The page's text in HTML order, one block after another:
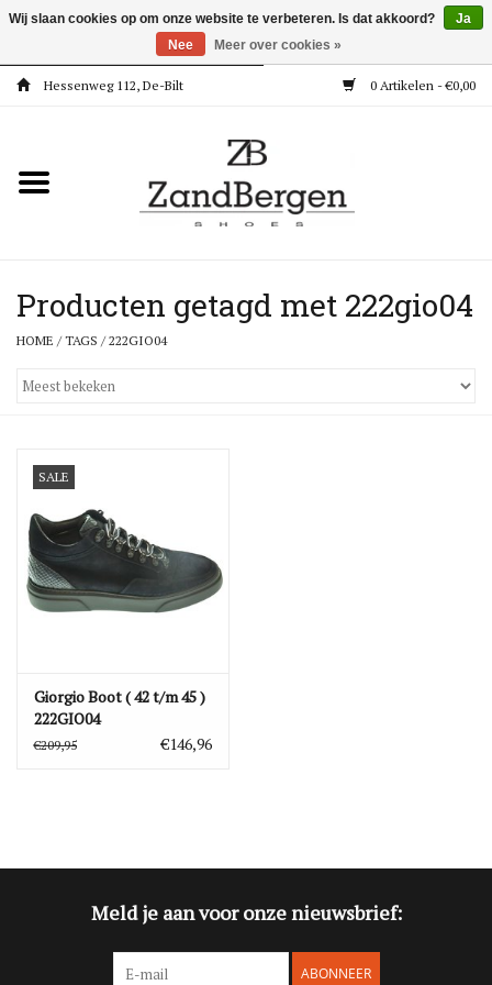
Hessenweg 112, De-Bilt 0 Artikelen - €0,00
Kleding
Meisjes
Jongens
Super Deals
Blog
Merken
Producten getagd met 222gio04
HOME /TAGS /222GIO04
SALE
Giorgio Boot ( 42 t/m 45 )
222GIO04
€209,95 €146,96
Meld je aan voor onze nieuwsbrief:
ABONNEER
Wij slaan cookies op om onze website te verbeteren. Is dat akkoord?
Ja
Nee
Meer over cookies »